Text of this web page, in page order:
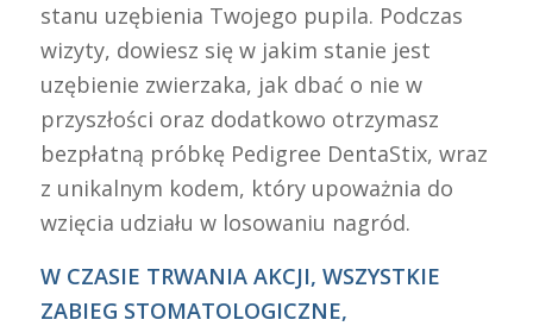
stanu uzębienia Twojego pupila. Podczas
wizyty, dowiesz się w jakim stanie jest
uzębienie zwierzaka, jak dbać o nie w
przyszłości oraz dodatkowo otrzymasz
bezpłatną próbkę Pedigree DentaStix, wraz
z unikalnym kodem, który upoważnia do
wzięcia udziału w losowaniu nagród.
W CZASIE TRWANIA AKCJI, WSZYSTKIE
ZABIEG STOMATOLOGICZNE,